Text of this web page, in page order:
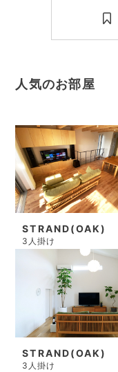
人気のお部屋
STRAND(OAK)
3人掛け
STRAND(OAK)
3人掛け